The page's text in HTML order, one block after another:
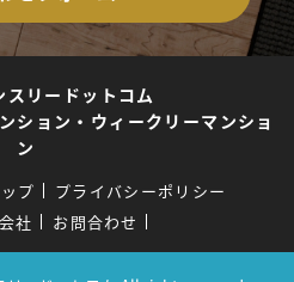
スリードットコム
ション・ウィークリーマンショ
ン
プ
プライバシーポリシー
社
お問合わせ